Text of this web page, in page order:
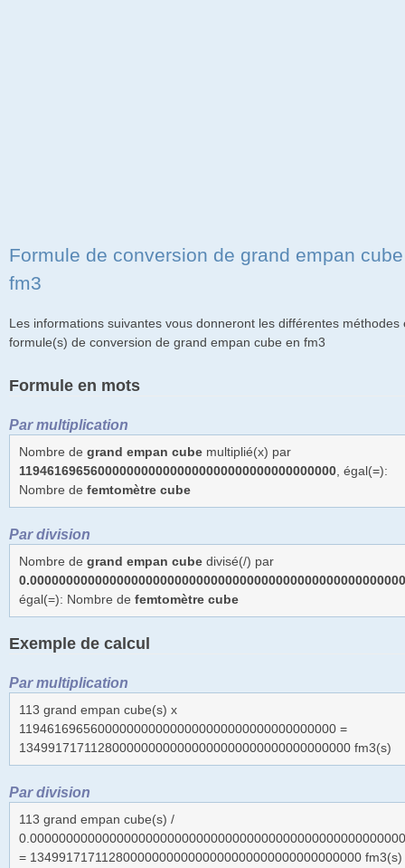
Formule de conversion de grand empan
fm3
Les informations suivantes vous donneront les différentes méthodes
formule(s) de conversion de grand empan cube en fm3
Formule en mots
Par multiplication
Nombre de grand empan cubemultiplié(x) par
11946169656000000000000000000000000000000000, égal(=):
Nombre de femtomètre cube
Par division
Nombre de grand empan cubedivisé(/) par
égal(=): Nombre de femtomètre cube
Exemple de calcul
Par multiplication
113 grand empan cube(s) x
11946169656000000000000000000000000000000000 =
1349917171128000000000000000000000000000000000 fm3(s)
Par division
113 grand empan cube(s) /
= 1349917171128000000000000000000000000000000000 fm3(s)